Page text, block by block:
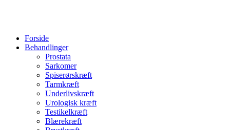
Forside
Behandlinger
Prostata
Sarkomer
Spiserørskræft
Tarmkræft
Underlivskræft
Urologisk kræft
Testikelkræft
Blærekræft